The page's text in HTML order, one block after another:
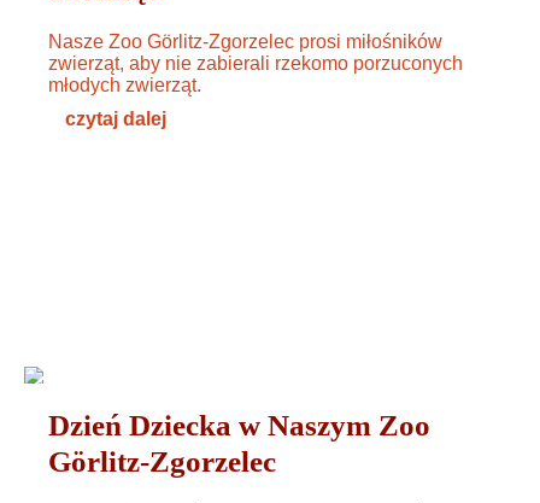
Nasze Zoo Görlitz-Zgorzelec prosi miłośników
zwierząt, aby nie zabierali rzekomo porzuconych
młodych zwierząt.
czytaj dalej
Dzień Dziecka w Naszym Zoo
Görlitz-Zgorzelec